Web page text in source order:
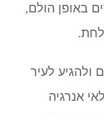
באופן הולם,
ולהגיע לעיר
אנרגיה